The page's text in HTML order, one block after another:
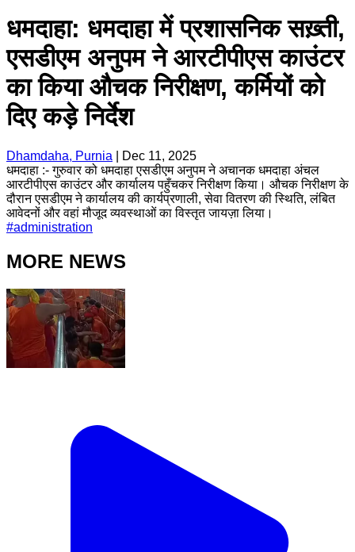
धमदाहा: धमदाहा में प्रशासनिक सख़्ती,
एसडीएम अनुपम ने आरटीपीएस काउंटर
का किया औचक निरीक्षण, कर्मियों को
दिए कड़े निर्देश
Dhamdaha, Purnia
Dec 11, 2025
धमदाहा :- गुरुवार को धमदाहा एसडीएम अनुपम ने अचानक धमदाहा अंचल
आरटीपीएस काउंटर और कार्यालय पहुँचकर निरीक्षण किया। औचक निरीक्षण के
दौरान एसडीएम ने कार्यालय की कार्यप्रणाली, सेवा वितरण की स्थिति, लंबित
आवेदनों और वहां मौजूद व्यवस्थाओं का विस्तृत जायज़ा लिया।
#administration
MORE NEWS